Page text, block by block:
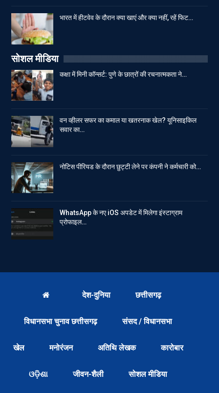
भारत में हीटवेव के दौरान क्या खाएं और क्या नहीं, रहें फिट…
सोशल मीडिया
कक्षा में मिनी कॉन्सर्ट: पुणे के छात्रों की रचनात्मकता ने…
वन व्हीलर सफर का कमाल या खतरनाक खेल? यूनिसाइकिल
सवार का…
नोटिस पीरियड के दौरान छुट्टी लेने पर कंपनी ने कर्मचारी को…
WhatsApp के नए iOS अपडेट में मिलेगा इंस्टाग्राम
प्रोफाइल…
देश-दुनिया छत्तीसगढ़
विधानसभा चुनाव छत्तीसगढ़ संसद / विधानसभा
खेल मनोरंजन अतिथि लेखक कारोबार
ଓଡ଼ିଶା जीवन-शैली सोशल मीडिया